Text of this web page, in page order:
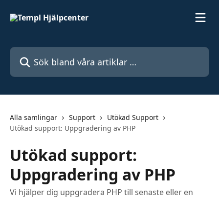
Sök bland våra artiklar …
Alla samlingar Support
Utökad Support
Utökad support: Uppgradering av PHP
Utökad support:
Uppgradering av PHP
Vi hjälper dig uppgradera PHP till senaste eller en